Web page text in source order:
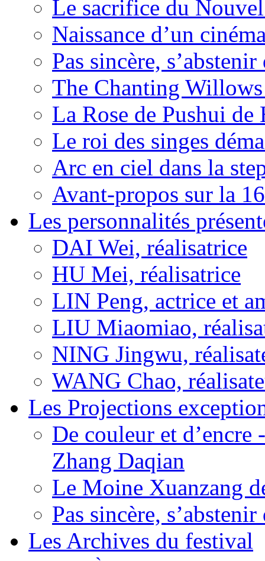
Le sacrifice du
Naissance d’un
Pas sincère,
The Chanting
La Rose de Pushui de
Le roi des singes
Arc en ciel dans la
Avant-propos sur la
Les personnalités
DAI Wei, réalisatrice
HU Mei, réalisatrice
LIN Peng, actrice et
LIU Miaomiao,
NING Jingwu,
WANG Chao,
Les Projections
De couleur et
Zhang Daqian
Le Moine Xuanzang
Pas sincère,
Les Archives du festival